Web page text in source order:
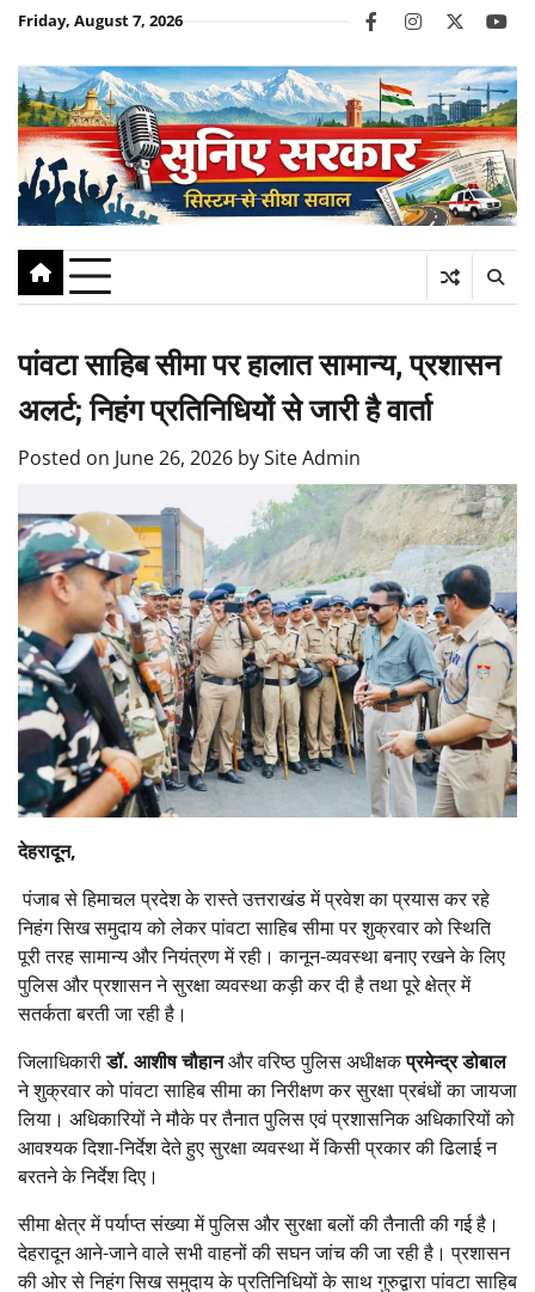
Skip
content
Friday, August 7, 2026 facebookinstagram
twitter
पांवटा साहिब सीमा पर हालात सामान्य, प्रशासन
अलर्ट; निहंग प्रतिनिधियों से जारी है वार्ता
Posted on June 26, 2026 bySite Admin
देहरादून,
पंजाब से हिमाचल प्रदेश के रास्ते उत्तराखंड में प्रवेश का प्रयास कर रहे
निहंग सिख समुदाय को लेकर पांवटा साहिब सीमा पर शुक्रवार को स्थिति
पूरी तरह सामान्य और नियंत्रण में रही। कानून-व्यवस्था बनाए रखने के लिए
पुलिस और प्रशासन ने सुरक्षा व्यवस्था कड़ी कर दी है तथा पूरे क्षेत्र में
सतर्कता बरती जा रही है।
जिलाधिकारीडॉ. आशीष चौहानऔर वरिष्ठ पुलिस अधीक्षकप्रमेन्द्र डोबाल
ने शुक्रवार को पांवटा साहिब सीमा का निरीक्षण कर सुरक्षा प्रबंधों का जायजा
लिया। अधिकारियों ने मौके पर तैनात पुलिस एवं प्रशासनिक अधिकारियों को
आवश्यक दिशा-निर्देश देते हुए सुरक्षा व्यवस्था में किसी प्रकार की ढिलाई न
बरतने के निर्देश दिए।
सीमा क्षेत्र में पर्याप्त संख्या में पुलिस और सुरक्षा बलों की तैनाती की गई है।
देहरादून आने-जाने वाले सभी वाहनों की सघन जांच की जा रही है। प्रशासन
की ओर से निहंग सिख समुदाय के प्रतिनिधियों के साथ गुरुद्वारा पांवटा साहिब